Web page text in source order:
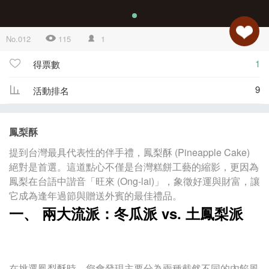
No.012 115 1
得票數 1
活動排名 9
鳳梨酥
提到台灣最具代表性的伴手禮，鳳梨酥 (Pineapple Cake)
絕對是首選。這道點心不僅是台灣糕餅工藝的縮影，更因為
鳳梨在台語中諧音「旺來 (Ong-lai)」，象徵好運與財富，讓
它成為逢年過節與贈送外賓的最佳禮品。
一、 兩大流派：冬瓜派 vs. 土鳳梨派